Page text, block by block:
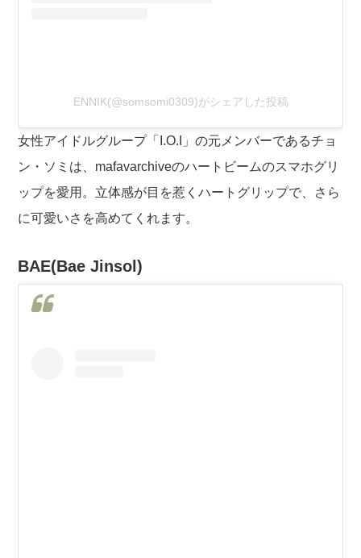
ENNIK(@somsomi0309)がシェアした投稿
女性アイドルグループ「I.O.I」の元メンバーであるチョ
ン・ソミは、mafavarchiveのハートビームのスマホグリ
ップを愛用。立体感が目を惹くハートグリップで、さら
に可愛いさを高めてくれます。
BAE(Bae Jinsol)